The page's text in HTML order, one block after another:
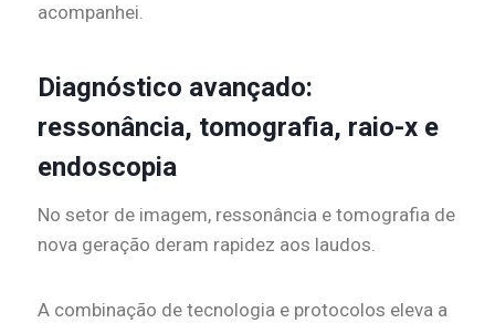
acompanhei.
Diagnóstico avançado:
ressonância, tomografia, raio-x e
endoscopia
No setor de imagem, ressonância e tomografia de
nova geração deram rapidez aos laudos.
A combinação de tecnologia e protocolos eleva a